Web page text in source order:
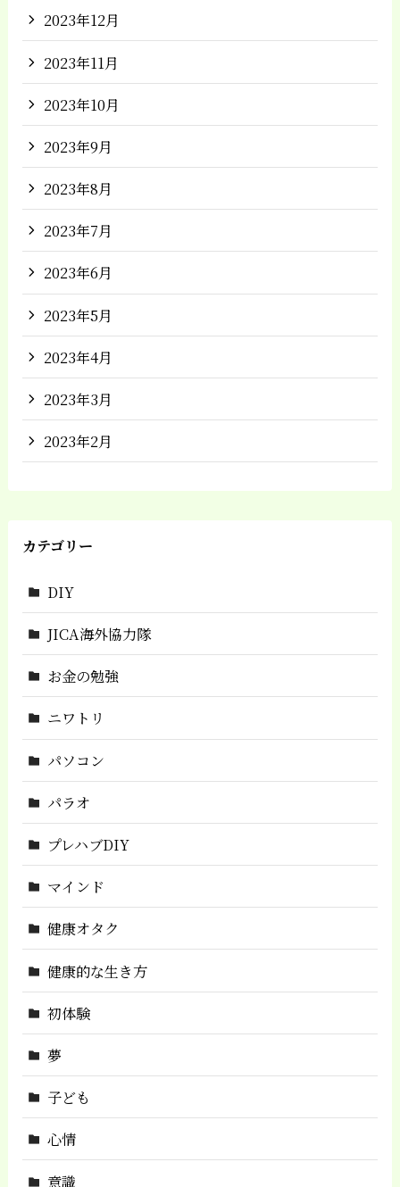
2023年12月
2023年11月
2023年10月
2023年9月
2023年8月
2023年7月
2023年6月
2023年5月
2023年4月
2023年3月
2023年2月
カテゴリー
DIY
JICA海外協力隊
お金の勉強
ニワトリ
パソコン
パラオ
プレハブDIY
マインド
健康オタク
健康的な生き方
初体験
夢
子ども
心情
意識